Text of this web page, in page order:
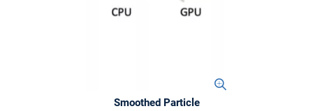
Smoothed Particle